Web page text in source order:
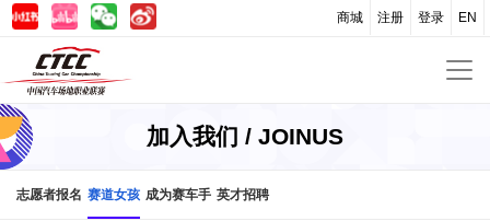
EN
登录
注册
商城
加入我们 / JOINUS
志愿者报名 赛道女孩 成为赛车手 英才招聘